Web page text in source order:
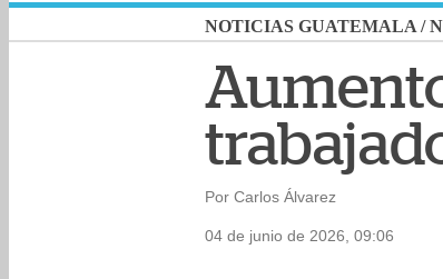
NOTICIAS GUATEMALA /
Por Carlos Álvarez
04 de junio de 2026, 09:06